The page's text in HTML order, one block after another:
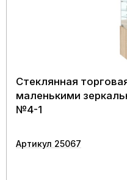
Стеклянная
маленькими
№4-1
Артикул 25067